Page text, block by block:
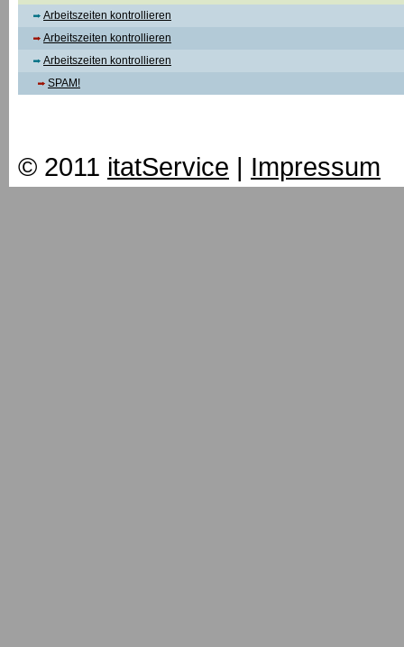
Arbeitszeiten kontrollieren
Arbeitszeiten kontrollieren
Arbeitszeiten kontrollieren
SPAM!
© 2011 itatService | Impressum